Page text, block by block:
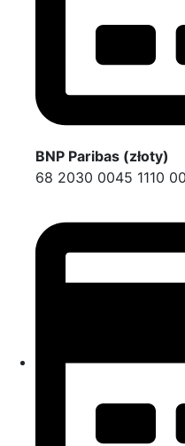
BNP Paribas (złoty)
68 2030 0045 1110